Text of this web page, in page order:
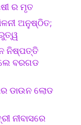
ର ମୃତ
ଅନୁଷ୍ଠିତ;
ନିଷ୍ପତ୍ତି
ବରଗଡ
ଡାଉନ ଲୋଡ
ନୀବାସରେ